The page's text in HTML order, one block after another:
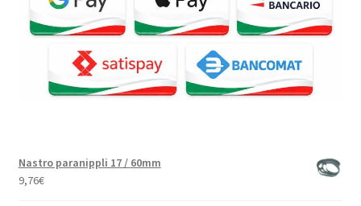
Nastro paranippli 17 / 60mm
9,76€